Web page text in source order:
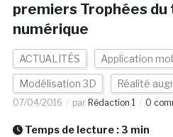
premiers Trophées
numérique
ACTUALITÉS Application
Modélisation 3D Réalité
07/04/2016 par Rédaction 1 0
Temps de lecture : 3 min